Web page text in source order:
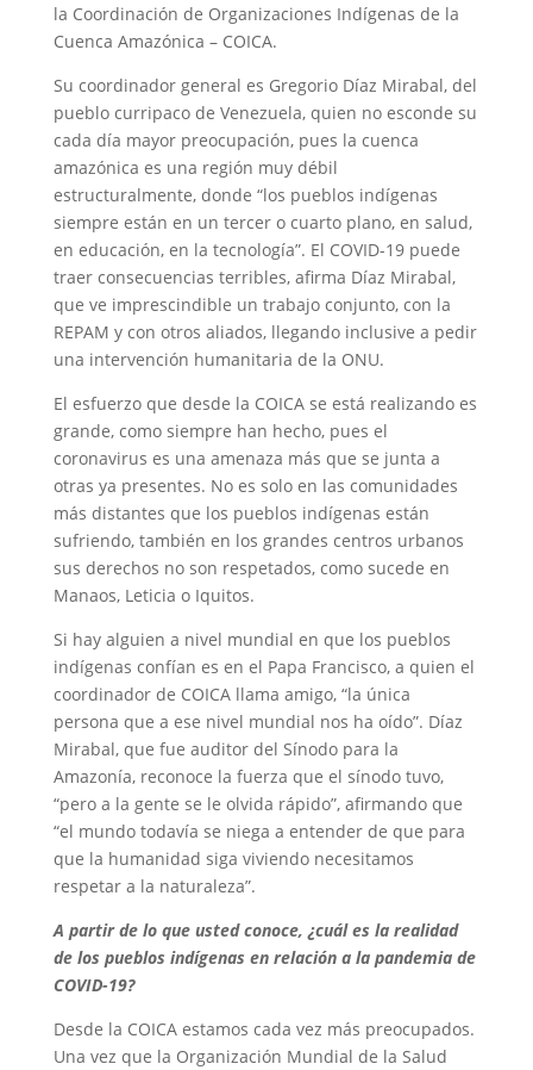
la Coordinación de Organizaciones Indígenas de la
Cuenca Amazónica – COICA.
Su coordinador general es Gregorio Díaz Mirabal, del
pueblo curripaco de Venezuela, quien no esconde su
cada día mayor preocupación, pues la cuenca
amazónica es una región muy débil
estructuralmente, donde “los pueblos indígenas
siempre están en un tercer o cuarto plano, en salud,
en educación, en la tecnología”. El COVID-19 puede
traer consecuencias terribles, afirma Díaz Mirabal,
que ve imprescindible un trabajo conjunto, con la
REPAM y con otros aliados, llegando inclusive a pedir
una intervención humanitaria de la ONU.
El esfuerzo que desde la COICA se está realizando es
grande, como siempre han hecho, pues el
coronavirus es una amenaza más que se junta a
otras ya presentes. No es solo en las comunidades
más distantes que los pueblos indígenas están
sufriendo, también en los grandes centros urbanos
sus derechos no son respetados, como sucede en
Manaos, Leticia o Iquitos.
Si hay alguien a nivel mundial en que los pueblos
indígenas confían es en el Papa Francisco, a quien el
coordinador de COICA llama amigo, “la única
persona que a ese nivel mundial nos ha oído”. Díaz
Mirabal, que fue auditor del Sínodo para la
Amazonía, reconoce la fuerza que el sínodo tuvo,
“pero a la gente se le olvida rápido”, afirmando que
“el mundo todavía se niega a entender de que para
que la humanidad siga viviendo necesitamos
respetar a la naturaleza”.
A partir de lo que usted conoce, ¿cuál es la realidad
de los pueblos indígenas en relación a la pandemia de
COVID-19?
Desde la COICA estamos cada vez más preocupados.
Una vez que la Organización Mundial de la Salud